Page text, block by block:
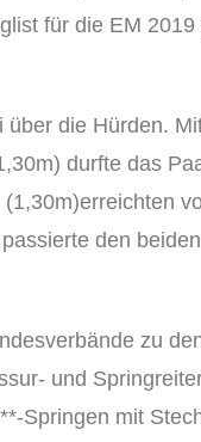
für die EM 2019
die Hürden.
durfte das
den
zu
und
Springen mit